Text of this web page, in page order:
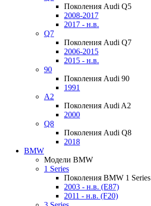
Поколения Audi Q5
2008-2017
2017 - н.в.
Q7
Поколения Audi Q7
2006-2015
2015 - н.в.
90
Поколения Audi 90
1991
A2
Поколения Audi A2
2000
Q8
Поколения Audi Q8
2018
BMW
Модели BMW
1 Series
Поколения BMW 1 Series
2003 - н.в. (E87)
2011 - н.в. (F20)